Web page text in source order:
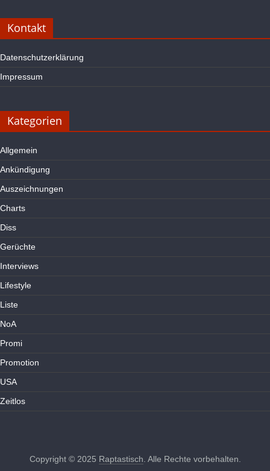
Kontakt
Datenschutzerklärung
Impressum
Kategorien
Allgemein
Ankündigung
Auszeichnungen
Charts
Diss
Gerüchte
Interviews
Lifestyle
Liste
NoA
Promi
Promotion
USA
Zeitlos
Copyright © 2025 Raptastisch . Alle Rechte vorbehalten.